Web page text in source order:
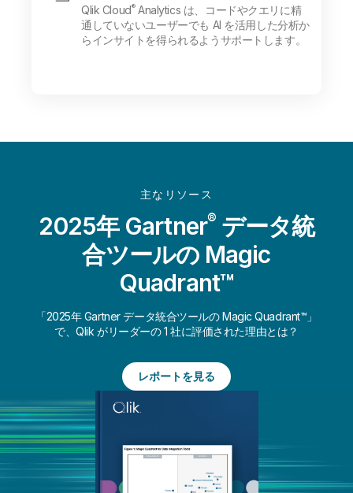
Qlik Cloud®Analytics は、コードやクエリに精
通していないユーザーでも AI を活用した分析か
らインサイトを得られるようサポートします。
主なリソース
2025年 Gartner®データ統
合ツールの Magic
Quadrant™
「2025年 Gartner データ統合ツールの Magic Quadrant™」
で、Qlik がリーダーの 1 社に評価された理由とは？
レポートを見る